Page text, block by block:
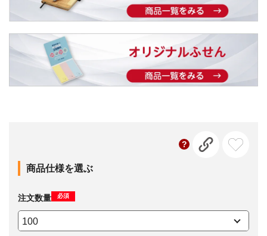
商品仕様を選ぶ
注文数量 必須